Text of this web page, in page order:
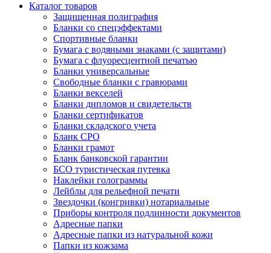
Каталог товаров
Защищенная полиграфия
Бланки со спецэффектами
Спортивные бланки
Бумага с водяными знаками (с защитами)
Бумага с флуоресцентной печатью
Бланки универсальные
Свободные бланки с гравюрами
Бланки векселей
Бланки дипломов и свидетельств
Бланки сертификатов
Бланки складского учета
Бланк СРО
Бланки грамот
Бланк банковской гарантии
БСО туристическая путевка
Наклейки голограммы
Лейблы для рельефной печати
Звездочки (конгривки) нотариальные
Приборы контроля подлинности документов
Адресные папки
Адресные папки из натуральной кожи
Папки из кожзама